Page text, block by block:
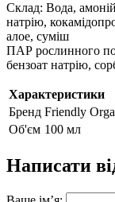
Склад: Вода,
натрію,
алое, суміш
ПАР рослинного
бензоат натрію,
Характеристики
Бренд Friendly
Об'єм 100 мл
Написати